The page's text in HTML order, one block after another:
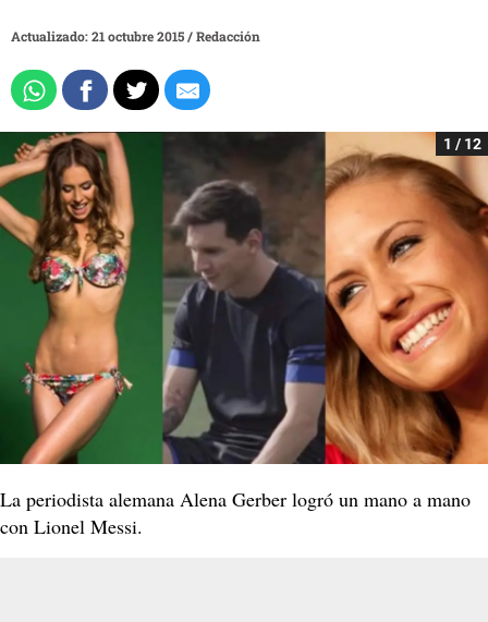
Actualizado: 21 octubre 2015/Redacción
1 / 12
La periodista alemana Alena Gerber logró un mano a mano
con Lionel Messi.